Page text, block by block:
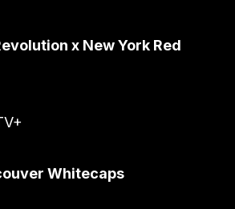
x New York Red
Whitecaps